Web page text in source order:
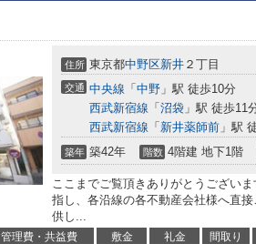
住所 東京都中野区新井 ２丁目
交通 中央線 「 中野 」駅 徒歩10分
西武新宿線 「 沼袋 」駅 徒歩11
西武新宿線 「 新井薬師前 」駅
築年 築42年 階数 4階建 地下1階
ここまでご覧頂きありがとうござい
指し、各沿線の各不動産会社様へ直
供し...
管理費・共益費 敷金 礼金 間取り